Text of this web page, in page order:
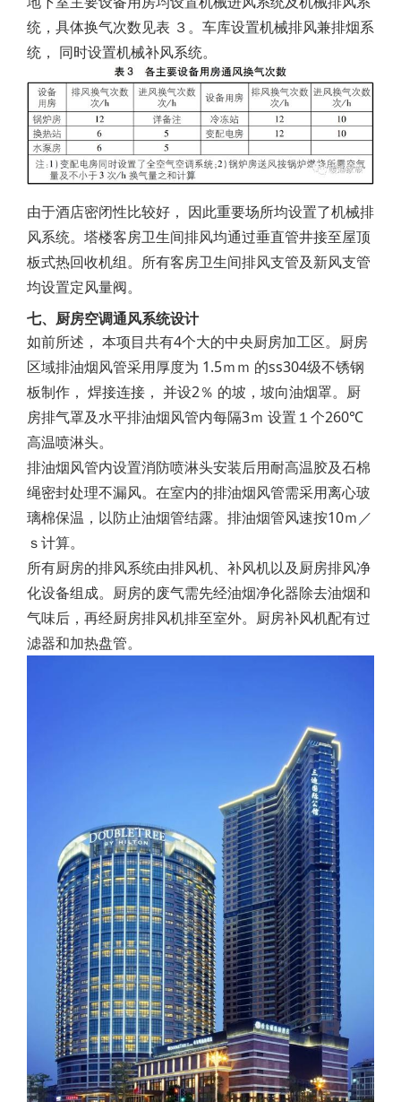
统，具体换气次数见表 ３。车库设置机械排风兼排烟系
统， 同时设置机械补风系统。
由于酒店密闭性比较好， 因此重要场所均设置了机械排
风系统。塔楼客房卫生间排风均通过垂直管井接至屋顶
板式热回收机组。所有客房卫生间排风支管及新风支管
均设置定风量阀。
七、厨房空调通风系统设计
如前所述， 本项目共有4个大的中央厨房加工区。厨房
区域排油烟风管采用厚度为 1.5ｍｍ 的ss304级不锈钢
板制作， 焊接连接， 并设2％ 的坡，坡向油烟罩。厨
房排气罩及水平排油烟风管内每隔3ｍ 设置１个260℃
高温喷淋头。
排油烟风管内设置消防喷淋头安装后用耐高温胶及石棉
绳密封处理不漏风。在室内的排油烟风管需采用离心玻
璃棉保温，以防止油烟管结露。排油烟管风速按10ｍ／
ｓ计算。
所有厨房的排风系统由排风机、补风机以及厨房排风净
化设备组成。厨房的废气需先经油烟净化器除去油烟和
气味后，再经厨房排风机排至室外。厨房补风机配有过
滤器和加热盘管。